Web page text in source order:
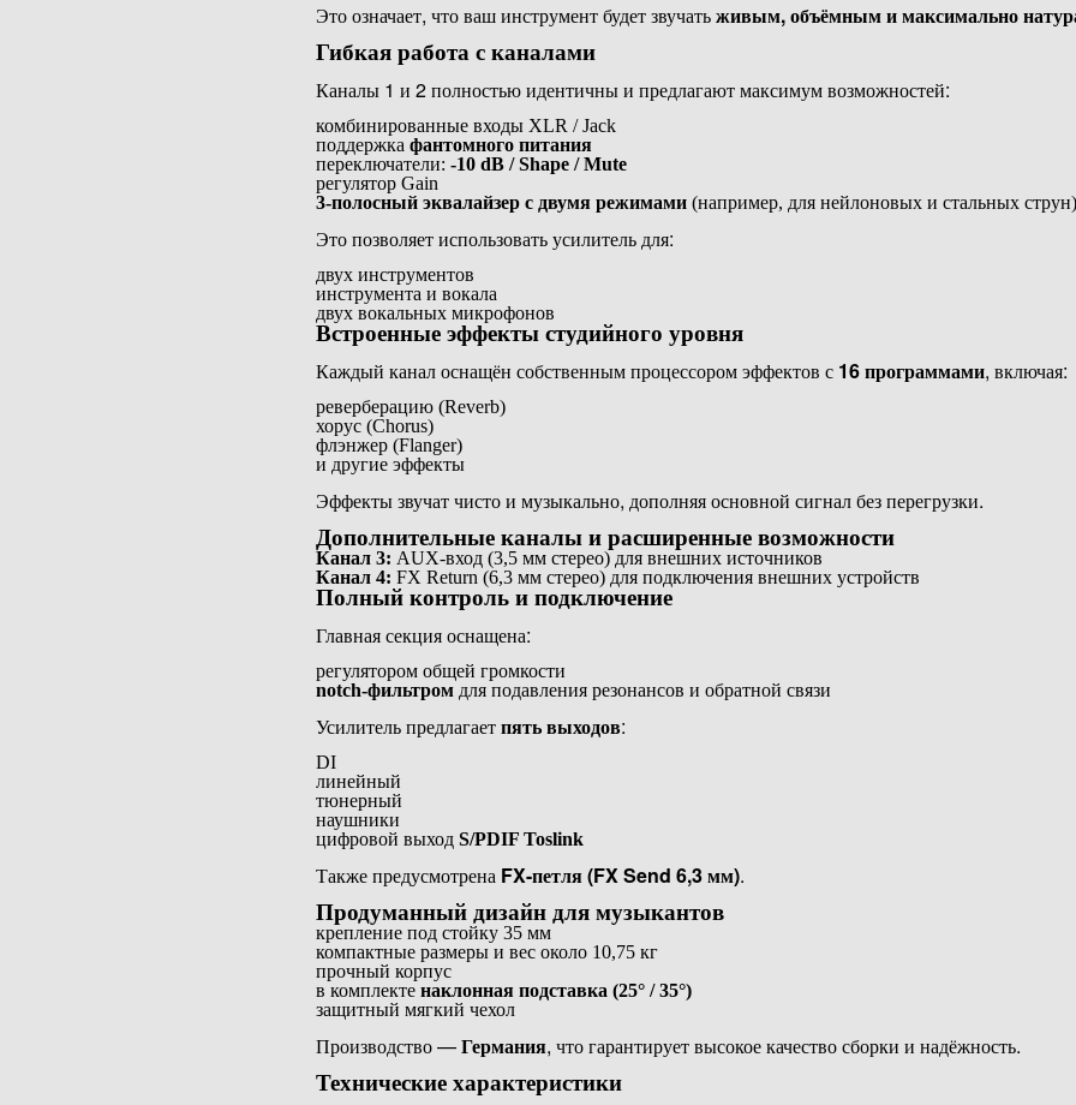
Это означает, что ваш инструмент будет звучатьживым, объёмным и максимально
Гибкая работа с каналами
Каналы 1 и 2 полностью идентичны и предлагают максимум возможностей:
комбинированные входы XLR / Jack
поддержка фантомного питания
переключатели: -10 dB / Shape / Mute
регулятор Gain
3-полосный эквалайзер с двумя режимами(например, для нейлоновых и стальных струн)
Это позволяет использовать усилитель для:
двух инструментов
инструмента и вокала
двух вокальных микрофонов
Встроенные эффекты студийного уровня
Каждый канал оснащён собственным процессором эффектов с 16 программами, включая:
реверберацию (Reverb)
хорус (Chorus)
флэнжер (Flanger)
и другие эффекты
Эффекты звучат чисто и музыкально, дополняя основной сигнал без перегрузки.
Дополнительные каналы и расширенные возможности
Канал 3: AUX-вход (3,5 мм стерео) для внешних источников
Канал 4: FX Return (6,3 мм стерео) для подключения внешних устройств
Полный контроль и подключение
Главная секция оснащена:
регулятором общей громкости
notch-фильтромдля подавления резонансов и обратной связи
Усилитель предлагаетпять выходов:
DI
линейный
тюнерный
наушники
цифровой выход S/PDIF Toslink
Также предусмотрена FX-петля (FX Send 6,3 мм).
Продуманный дизайн для музыкантов
крепление под стойку 35 мм
компактные размеры и вес около 10,75 кг
прочный корпус
в комплекте наклонная подставка (25° / 35°)
защитный мягкий чехол
Производство —Германия, что гарантирует высокое качество сборки и надёжность.
Технические характеристики